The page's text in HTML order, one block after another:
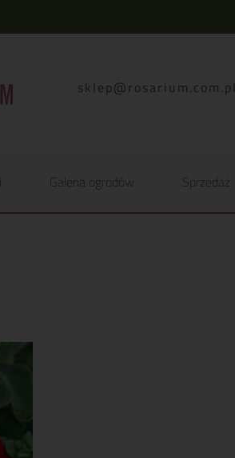
lp.moc.muirasor@pelks
Galeria ogrodów Sprzedaż